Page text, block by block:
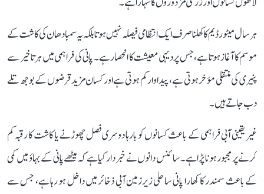
ہر سال میٹور ڈیم کا کھلنا صرف ایک انتظامی فیصلہ نہیں ہوتا بلکہ یہ سمبا دھان کی کاشت کے
موسم کا آغاز ہوتا ہے، جس پر دیہی معیشت کا انحصار ہے۔ پانی کی فراہمی میں ہر تاخیر سے
پنیری کی منتقلی مؤخر ہوتی ہے، پیداوار کم ہوتی ہے اور کسان مزید قرضوں کے بوجھ تلے
دب جاتے ہیں۔
غیر یقینی آبی فراہمی کے باعث کسانوں کو بارہا دوسری فصل چھوڑنے یا کاشت کا رقبہ کم
کرنے پر مجبور ہونا پڑا ہے۔ سائنس دانوں نے خبردار کیا ہے کہ میٹھے پانی کے بہاؤ میں کمی
کے باعث سمندر کا کھارا پانی ساحلی زیرزمین آبی ذخائر میں داخل ہو رہا ہے، جس سے